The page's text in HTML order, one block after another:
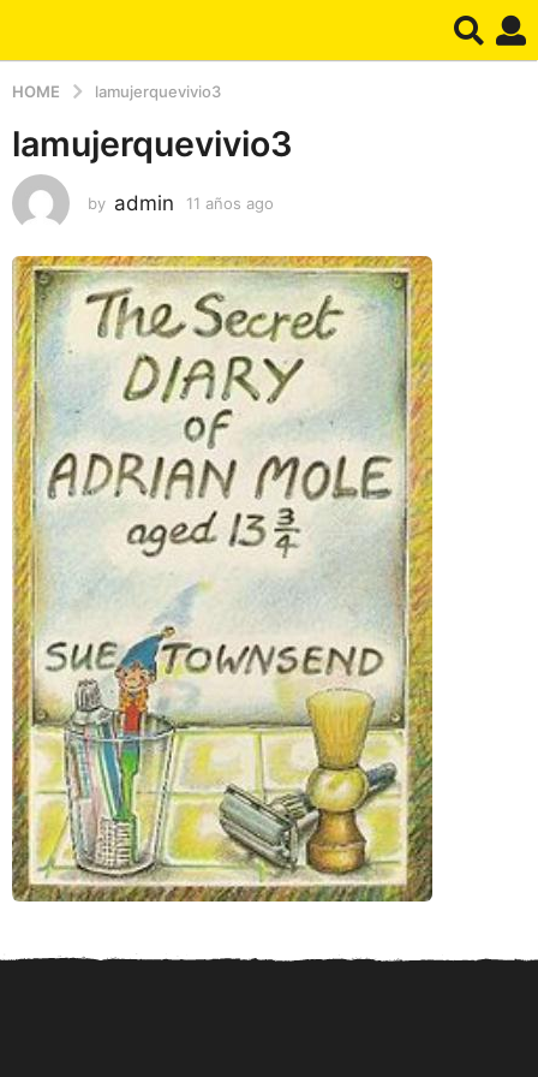
HOME lamujerquevivio3
lamujerquevivio3
by admin 11 años ago
ñ
s
a
g
o